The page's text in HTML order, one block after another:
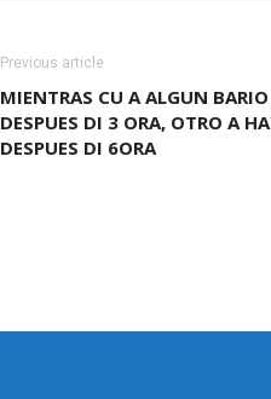
Previous article
MIENTRAS CU A ALGUN
DESPUES DI 3 ORA, OTRO A
DESPUES DI 6ORA